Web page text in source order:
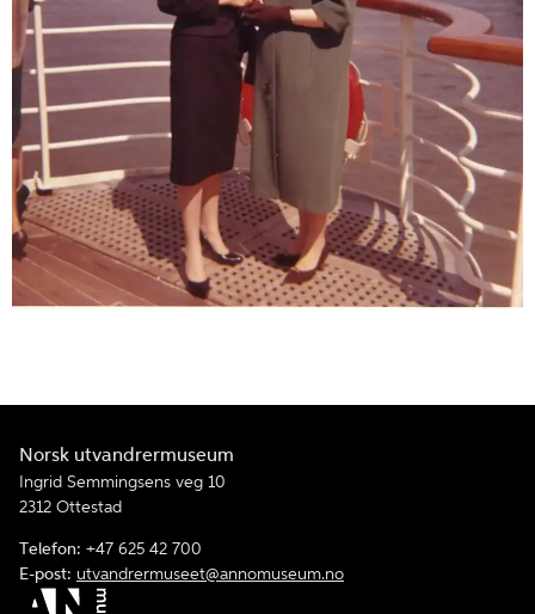
Norsk utvandrermuseum
Ingrid Semmingsens veg 10
2312 Ottestad
Telefon: +47 625 42 700
E-post: utvandrermuseet@annomuseum.no